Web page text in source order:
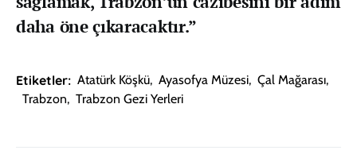
daha öne çıkaracaktır.”
Etiketler: Atatürk Köşkü, Ayasofya Müzesi, Çal Mağarası,
Trabzon, Trabzon Gezi Yerleri